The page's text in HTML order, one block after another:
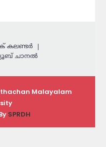
കലണ്ടര്‍
ചാനൽ
Malayalam
SPRDH